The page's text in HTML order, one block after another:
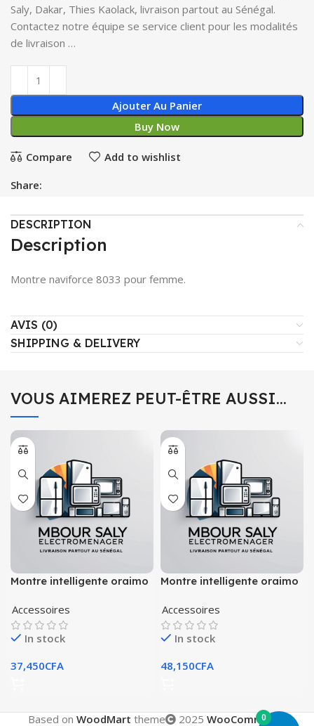
Saly, Dakar, Thies Kaolack, livraison partout au Sénégal.
Contactez notre équipe se service client pour les modalités
de livraison …
Ajouter Au Panier
Buy Now
Compare Add to wishlist
Share:
DESCRIPTION
Description
Montre naviforce 8033 pour femme.
AVIS (0)
SHIPPING & DELIVERY
VOUS AIMEREZ PEUT-ÊTRE AUSSI…
Montre intelligente oraimo
Accessoires
In stock
37,450CFA
Montre intelligente oraimo
Accessoires
In stock
48,150CFA
Based on WoodMart theme 2025 WooCommerce
0